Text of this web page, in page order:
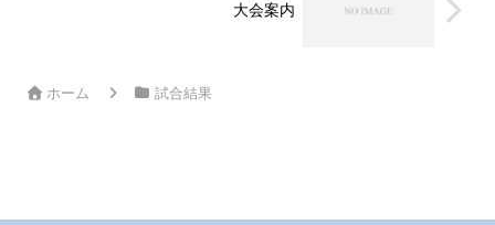
大会案内
ホーム 試合結果